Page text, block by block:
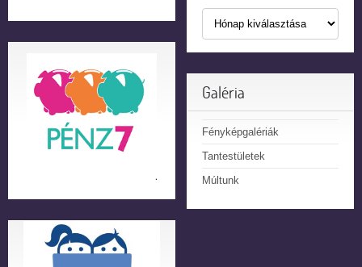
Galéria
Fényképgalériák
Tantestületek
Múltunk